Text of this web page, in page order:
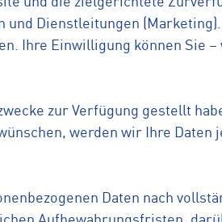
Dienstleitungen
Ihre Einwilligung können Sie –
zur Verfügung gestellt
werden wir Ihre Daten
Daten nach